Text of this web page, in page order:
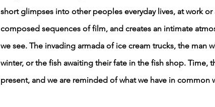
short glimpses into other peoples everyday lives, at work
composed sequences of film, and creates an intimate
we see. The invading armada of ice cream trucks, the man
winter, or the fish awaiting their fate in the fish shop. Time,
present, and we are reminded of what we have in common